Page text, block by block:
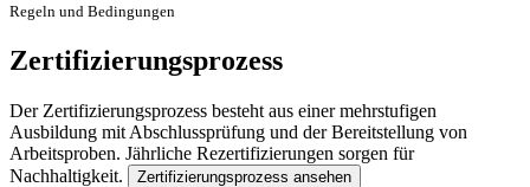
Regeln und Bedingungen
Zertifizierungsprozess
Der Zertifizierungsprozess besteht aus einer mehrstufigen
Ausbildung mit Abschlussprüfung und der Bereitstellung von
Arbeitsproben. Jährliche Rezertifizierungen sorgen für
Nachhaltigkeit.
Zertifizierungsprozess ansehen